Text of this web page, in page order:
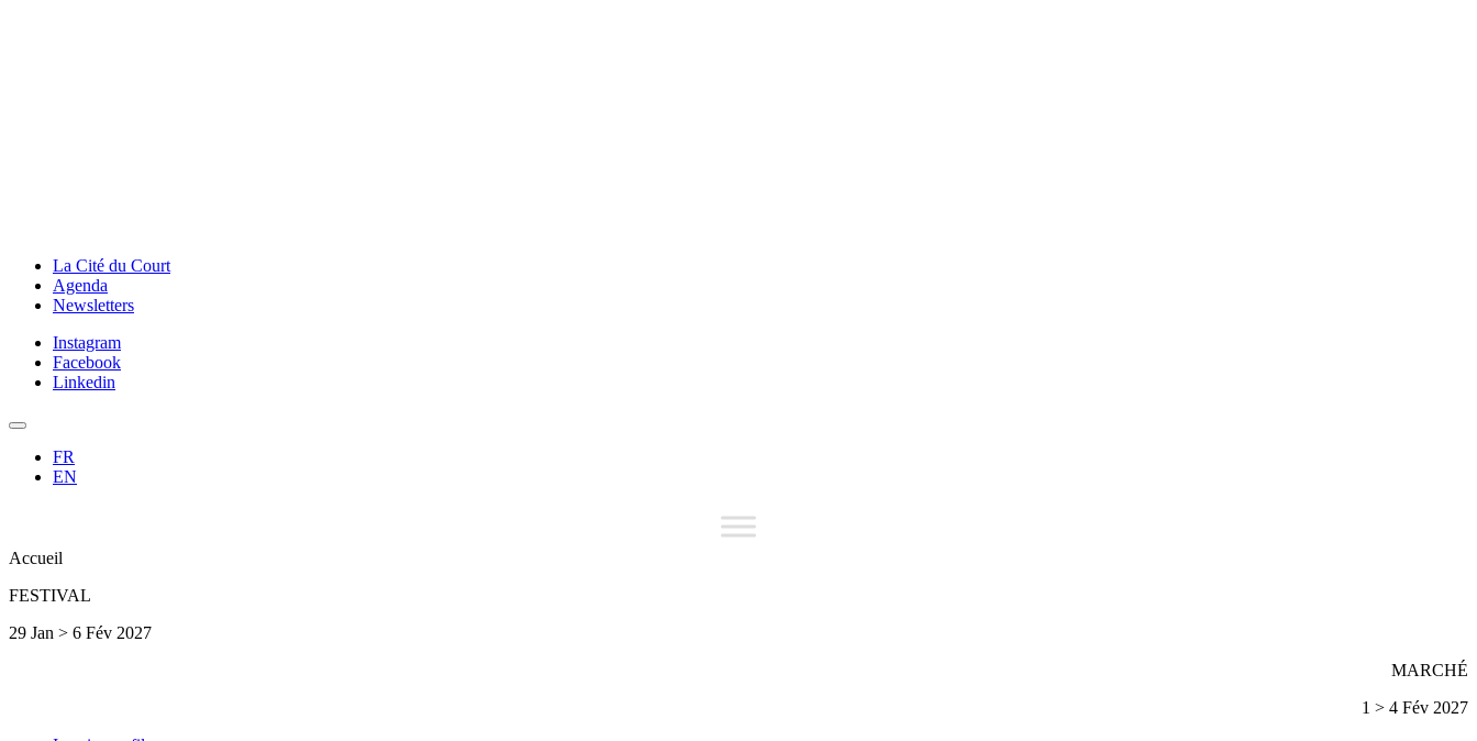
La Cité du Court
Agenda
Newsletters
Instagram
Facebook
Linkedin
FR
EN
Accueil
FESTIVAL
29 Jan > 6 Fév 2027
MARCHÉ
1 > 4 Fév 2027